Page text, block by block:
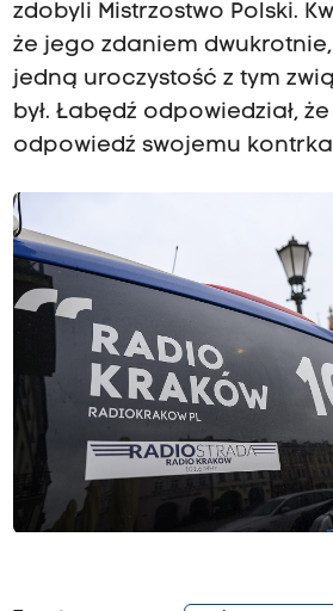
zdobyli Mistrzostwo Polski.
że jego zdaniem
jedną uroczystość z tym
był. Łabędź odpowiedział,
odpowiedź swojemu